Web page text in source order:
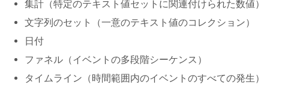
集計（特定のテキスト値セットに関連付けられた数値）
文字列のセット（一意のテキスト値のコレクション）
日付
ファネル（イベントの多段階シーケンス）
タイムライン（時間範囲内のイベントのすべての発生）